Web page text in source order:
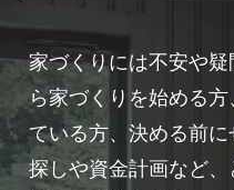
家づくりには不安や
ら家づくりを始める
ている方、決める前
探しや資金計画など